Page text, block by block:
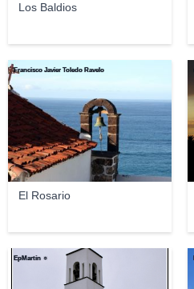
Los Baldios
El Rosario
Francisco Javier Toledo Ravelo
EpMartín ☼